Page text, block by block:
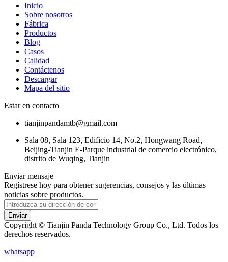
Inicio
Sobre nosotros
Fábrica
Productos
Blog
Casos
Calidad
Contáctenos
Descargar
Mapa del sitio
Estar en contacto
tianjinpandamtb@gmail.com
Sala 08, Sala 123, Edificio 14, No.2, Hongwang Road,
Beijing-Tianjin E-Parque industrial de comercio electrónico,
distrito de Wuqing, Tianjin
Enviar mensaje
Regístrese hoy para obtener sugerencias, consejos y las últimas
noticias sobre productos.
Enviar
Copyright © Tianjin Panda Technology Group Co., Ltd. Todos los
derechos reservados.
whatsapp